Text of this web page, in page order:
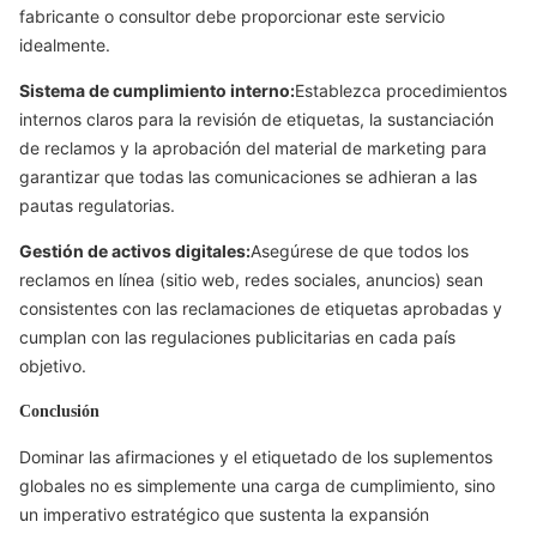
fabricante o consultor debe proporcionar este servicio
idealmente.
Sistema de cumplimiento interno:Establezca procedimientos
internos claros para la revisión de etiquetas, la sustanciación
de reclamos y la aprobación del material de marketing para
garantizar que todas las comunicaciones se adhieran a las
pautas regulatorias.
Gestión de activos digitales:Asegúrese de que todos los
reclamos en línea (sitio web, redes sociales, anuncios) sean
consistentes con las reclamaciones de etiquetas aprobadas y
cumplan con las regulaciones publicitarias en cada país
objetivo.
Conclusión
Dominar las afirmaciones y el etiquetado de los suplementos
globales no es simplemente una carga de cumplimiento, sino
un imperativo estratégico que sustenta la expansión